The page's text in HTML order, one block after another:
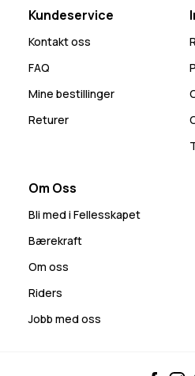
Kundeservice
Kontakt oss
FAQ
Mine bestillinger
Returer
Om Oss
Bli med i Fellesskapet
Bærekraft
Om oss
Riders
Jobb med oss